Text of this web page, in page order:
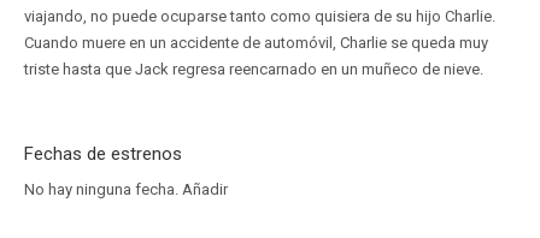
viajando, no puede ocuparse tanto como quisiera de su hijo Charlie.
Cuando muere en un accidente de automóvil, Charlie se queda muy
triste hasta que Jack regresa reencarnado en un muñeco de nieve.
Fechas de estrenos
No hay ninguna fecha. Añadir